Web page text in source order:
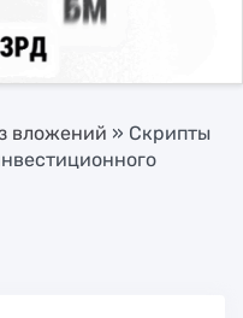
вложений » Скрипты